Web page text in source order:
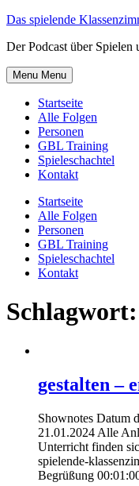
Skip
content
Das spielende
Der Podcast über Spielen
Menu Menu
Startseite
Alle Folgen
Personen
GBL Training
Spieleschachtel
Kontakt
Startseite
Alle Folgen
Personen
GBL Training
Spieleschachtel
Kontakt
Schlagwort:
gestalten –
Shownotes Datum
21.01.2024 Alle
Unterricht finden
spielende-
Begrüßung